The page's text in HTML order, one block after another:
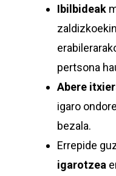
Ibilbideak
pertsona
Abere
igaro
bezala.
Errepide
igarotzea